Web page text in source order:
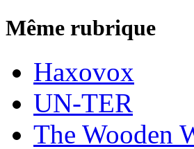
Même rubrique
Haxovox
UN-TER
The Wooden